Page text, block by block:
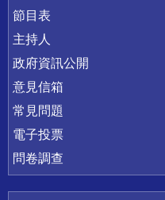
節目表
主持人
政府資訊公開
意見信箱
常見問題
電子投票
問卷調查